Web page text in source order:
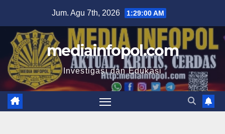
content
Jum. Agu 7th, 2026 1:29:01 AM
mediainfopol.com
Investigasi dan Edukasi